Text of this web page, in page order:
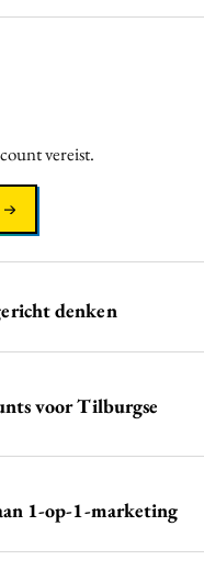
vereist.
denken
voor Tilburgse
1-op-1-marketing